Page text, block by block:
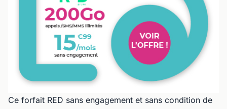
Ce forfait RED sans engagement et sans condition de